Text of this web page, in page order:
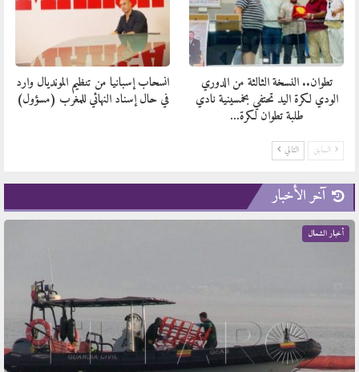
تطوان.. النسخة الثالثة من الدوري
الودي لكرة اليد تحتفي بخمسينية نادي
طلبة تطوان لكرة…
انسحاب إسبانيا من تنظيم المونديال وارد
في حال إسناد النهائي للمغرب (مسؤول)
السابق التالي
آخر الأخبار
أخبار الشمال